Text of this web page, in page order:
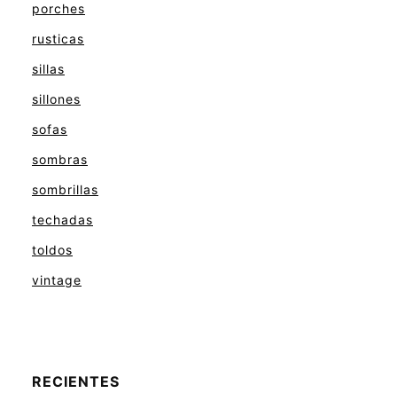
porches
rusticas
sillas
sillones
sofas
sombras
sombrillas
techadas
toldos
vintage
RECIENTES